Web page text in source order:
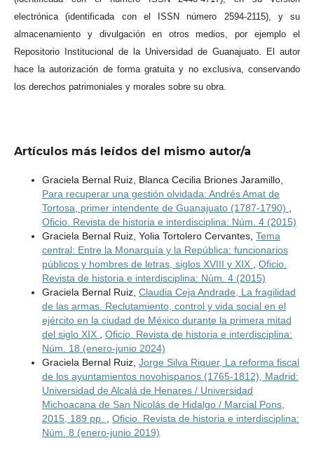
electrónica (identificada con el ISSN número 2594-2115), y su
almacenamiento y divulgación en otros medios, por ejemplo el
Repositorio Institucional de la Universidad de Guanajuato. El autor
hace la autorización de forma gratuita y no exclusiva, conservando
los derechos patrimoniales y morales sobre su obra.
Artículos más leídos del mismo autor/a
Graciela Bernal Ruiz, Blanca Cecilia Briones Jaramillo,
Para recuperar una gestión olvidada: Andrés Amat de
Tortosa, primer intendente de Guanajuato (1787-1790)
Oficio. Revista de historia e interdisciplina: Núm. 4 (2015)
Graciela Bernal Ruiz, Yolia Tortolero Cervantes, Tema
central: Entre la Monarquía y la República: funcionarios
públicos y hombres de letras, siglos XVIII y XIX
Oficio.
Revista de historia e interdisciplina: Núm. 4 (2015)
Graciela Bernal Ruiz, Claudia Ceja Andrade, La fragilidad
de las armas. Reclutamiento, control y vida social en el
ejército en la ciudad de México durante la primera mitad
del siglo XIX
Oficio. Revista de historia e interdisciplina:
Núm. 18 (enero-junio 2024)
Graciela Bernal Ruiz, Jorge Silva Riquer, La reforma fiscal
de los ayuntamientos novohispanos (1765-1812), Madrid:
Universidad de Alcalá de Henares / Universidad
Michoacana de San Nicolás de Hidalgo / Marcial Pons,
2015, 189 pp.
Oficio. Revista de historia e interdisciplina:
Núm. 8 (enero-junio 2019)